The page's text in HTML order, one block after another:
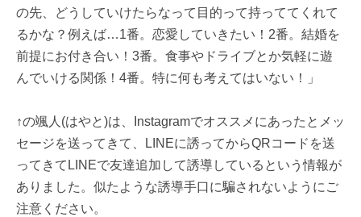
の先、どうしていけたらなって目的って持っててくれて
るかな？例えば…1番。恋愛していきたい！2番。結婚を
前提にお付き合い！3番。食事やドライブとか気軽に遊
んでいける関係！4番。特に何も考えてはいない！」
↑の颯人(はやと)は、Instagramでオススメにあったとメッ
セージを送ってきて、LINEに誘ってからQRコードを送
ってきてLINEで友達追加して誘導しているという情報が
ありました。似たような誘導手口に騙されないようにご
注意ください。